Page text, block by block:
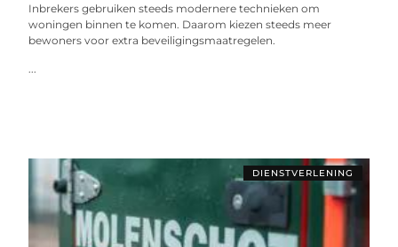
Inbrekers gebruiken steeds modernere technieken om
woningen binnen te komen. Daarom kiezen steeds meer
bewoners voor extra beveiligingsmaatregelen.
...
DIENSTVERLENING